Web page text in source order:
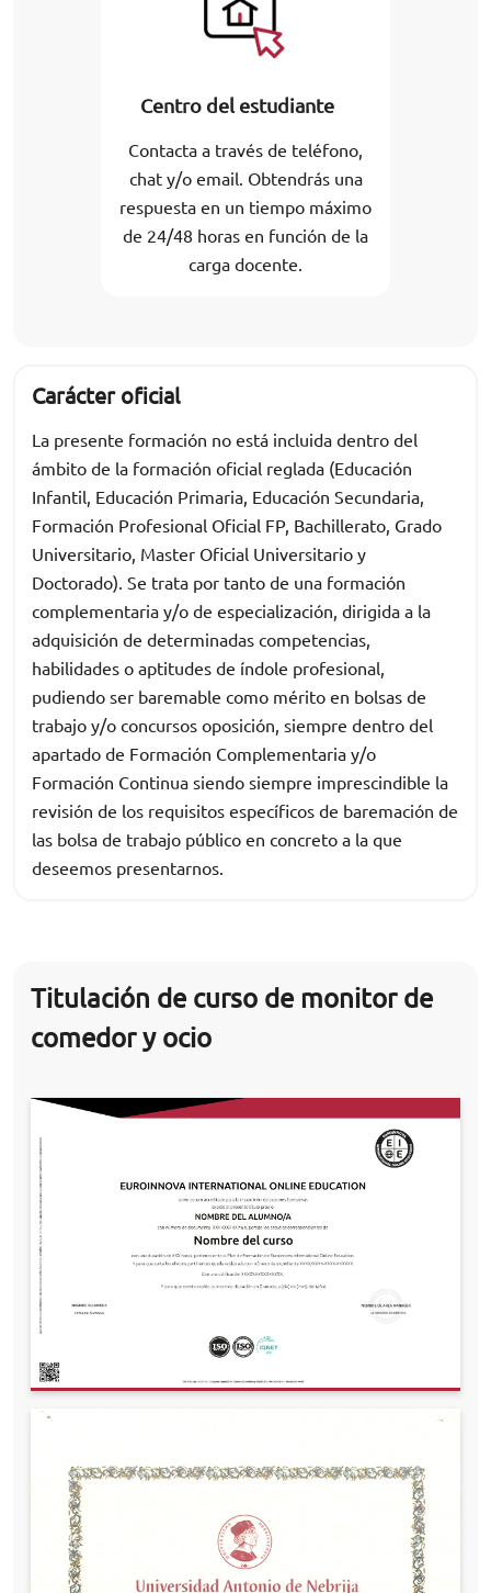
Centro del estudiante
Contacta a través de teléfono,
chat y/o email. Obtendrás una
respuesta en un tiempo máximo
de 24/48 horas en función de la
carga docente.
Carácter oficial
La presente formación no está incluida dentro del
ámbito de la formación oficial reglada (Educación
Infantil, Educación Primaria, Educación Secundaria,
Formación Profesional Oficial FP, Bachillerato, Grado
Universitario, Master Oficial Universitario y
Doctorado). Se trata por tanto de una formación
complementaria y/o de especialización, dirigida a la
adquisición de determinadas competencias,
habilidades o aptitudes de índole profesional,
pudiendo ser baremable como mérito en bolsas de
trabajo y/o concursos oposición, siempre dentro del
apartado de Formación Complementaria y/o
Formación Continua siendo siempre imprescindible la
revisión de los requisitos específicos de baremación de
las bolsa de trabajo público en concreto a la que
deseemos presentarnos.
Titulación de curso de monitor de
comedor y ocio